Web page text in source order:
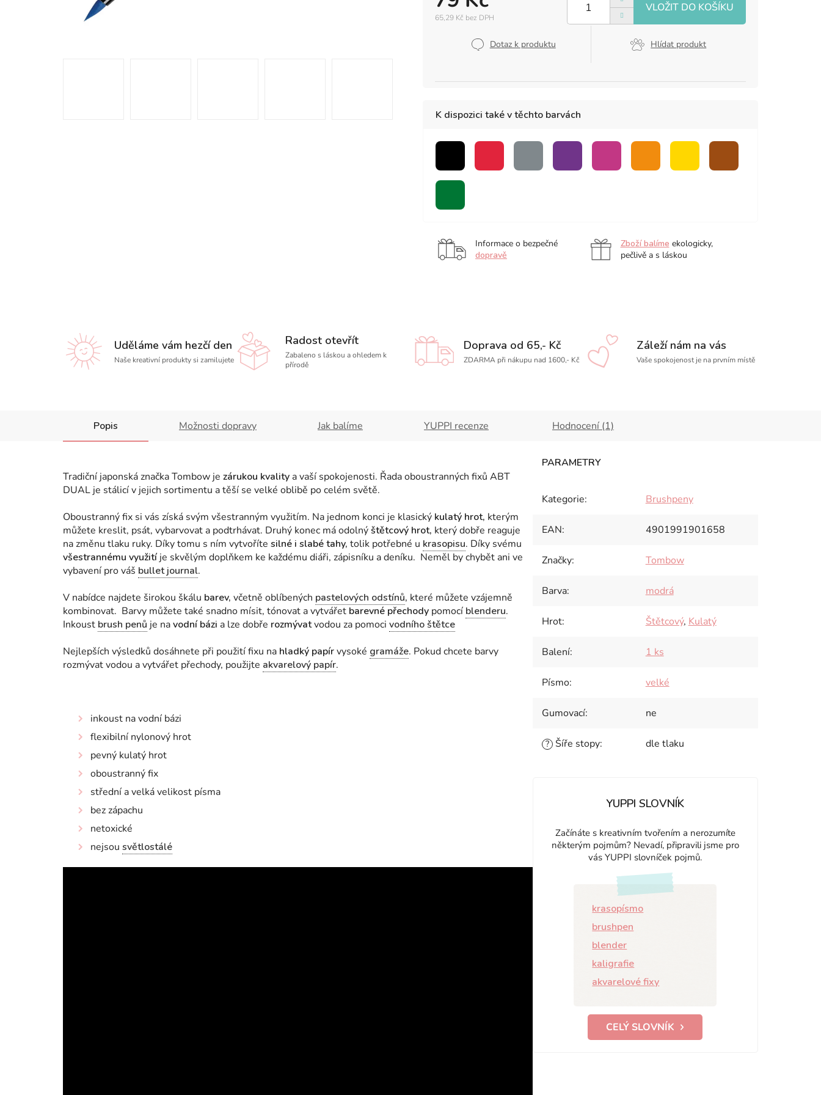
65,29 Kč bez DPH
Dotaz k produktu Hlídat produkt
K dispozici také v těchto barvách
Informace o bezpečné
dopravě
Zboží balíme ekologicky,
pečlivě a s láskou
Uděláme vám hezčí den
Naše kreativní produkty si zamilujete
Radost otevřít
Zabaleno s láskou a ohledem k
přírodě
Doprava od 65,- Kč
ZDARMA při nákupu nad 1600,- Kč
Záleží nám na vás
Vaše spokojenost je na prvním místě
Popis Možnosti dopravy Jak balíme YUPPI recenze Hodnocení (1)
Tradiční japonská značka Tombow je zárukou kvality a vaší spokojenosti. Řada oboustranných fixů ABT
DUAL je stálicí v jejich sortimentu a těší se velké oblibě po celém světě.
Oboustranný fix si vás získá svým všestranným využitím. Na jednom konci je klasický kulatý hrot, kterým
můžete kreslit, psát, vybarvovat a podtrhávat. Druhý konec má odolnýštětcový hrot, který dobře reaguje
na změnu tlaku ruky. Díky tomu s ním vytvoříte silné i slabé tahy, tolik potřebné u krasopisu. Díky svému
všestrannému využitíje skvělým doplňkem ke každému diáři, zápisníku a deníku. Neměl by chybět ani ve
vybavení pro váš bullet journal.
V nabídce najdete širokou škálu barev, včetně oblíbených pastelových odstínů, které můžete vzájemně
kombinovat. Barvy můžete také snadno mísit, tónovat a vytvářet barevné přechody pomocí blenderu.
Inkoust brush penů je navodní bázi a lze dobře rozmývatvodou za pomoci vodního štětce
Nejlepších výsledků dosáhnete při použití fixu na hladký papírvysoké gramáže. Pokud chcete barvy
rozmývat vodou a vytvářet přechody, použijte akvarelový papír.
inkoust na vodní bázi
flexibilní nylonový hrot
pevný kulatý hrot
oboustranný fix
střední a velká velikost písma
bez zápachu
netoxické
nejsou světlostálé
Kategorie: Brushpeny
EAN: 4901991901658
Značky: Tombow
Barva: modrá
Hrot: Štětcový, Kulatý
Balení: 1 ks
Písmo: velké
Gumovací: ne
? Šíře stopy: dle tlaku
YUPPI SLOVNÍK
Začínáte s kreativním tvořením a nerozumíte
některým pojmům? Nevadí, připravili jsme pro
vás YUPPI slovníček pojmů.
krasopísmo
brushpen
blender
kaligrafie
akvarelové fixy
CELÝ SLOVNÍK